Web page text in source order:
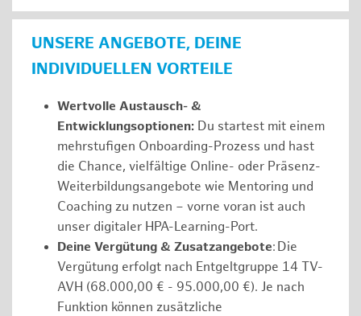
UNSERE ANGEBOTE, DEINE
INDIVIDUELLEN VORTEILE
Wertvolle Austausch- &
Entwicklungsoptionen: Du startest mit einem
mehrstufigen Onboarding-Prozess und hast
die Chance, vielfältige Online- oder Präsenz-
Weiterbildungsangebote wie Mentoring und
Coaching zu nutzen – vorne voran ist auch
unser digitaler HPA-Learning-Port.
Deine Vergütung & Zusatzangebote: Die
Vergütung erfolgt nach Entgeltgruppe 14 TV-
AVH (68.000,00 € - 95.000,00 €). Je nach
Funktion können zusätzliche